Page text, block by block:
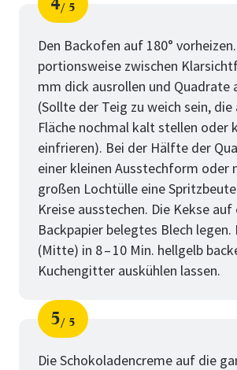
Schritt
von
5
Den Backofen auf 180°
portionsweise zwischen
mm dick ausrollen und Quadrate
(Sollte der Teig zu weich sein,
Fläche nochmal kalt stellen oder
einfrieren). Bei der Hälfte der
einer kleinen Ausstechform oder
großen Lochtülle eine
Kreise ausstechen. Die Kekse
Backpapier belegtes Blech legen.
(Mitte) in 8 – 10 Min. hellgelb
Kuchengitter auskühlen lassen.
Schritt
5
von
5
Die Schokoladencreme auf die